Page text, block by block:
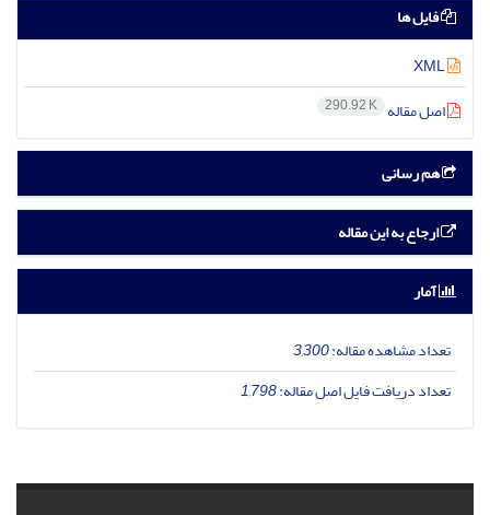
فایل ها
اصل مقاله 290.92 K
هم رسانی
ارجاع به این مقاله
آمار
تعداد مشاهده مقاله:3,300
تعداد دریافت فایل اصل مقاله:1,798